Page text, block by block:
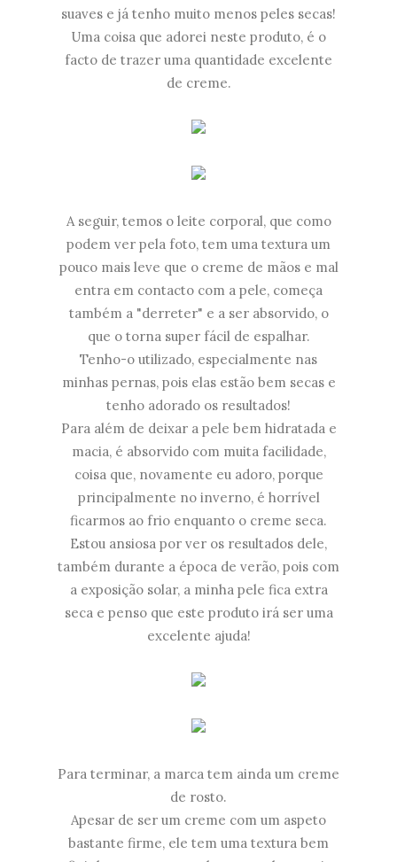
suaves e já tenho muito menos peles secas!
Uma coisa que adorei neste produto, é o
facto de trazer uma quantidade excelente
de creme.
A seguir, temos o leite corporal, que como
podem ver pela foto, tem uma textura um
pouco mais leve que o creme de mãos e mal
entra em contacto com a pele, começa
também a "derreter" e a ser absorvido, o
que o torna super fácil de espalhar.
Tenho-o utilizado, especialmente nas
minhas pernas, pois elas estão bem secas e
tenho adorado os resultados!
Para além de deixar a pele bem hidratada e
macia, é absorvido com muita facilidade,
coisa que, novamente eu adoro, porque
principalmente no inverno, é horrível
ficarmos ao frio enquanto o creme seca.
Estou ansiosa por ver os resultados dele,
também durante a época de verão, pois com
a exposição solar, a minha pele fica extra
seca e penso que este produto irá ser uma
excelente ajuda!
Para terminar, a marca tem ainda um creme
de rosto.
Apesar de ser um creme com um aspeto
bastante firme, ele tem uma textura bem